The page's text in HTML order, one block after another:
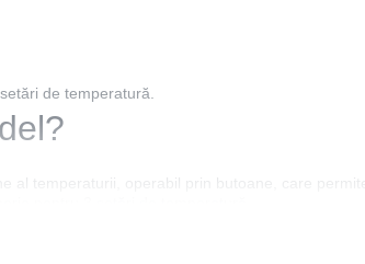
de temperatură.
al temperaturii, operabil prin butoane, care